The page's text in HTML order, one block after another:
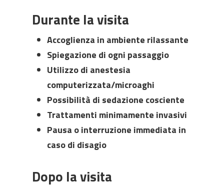
Durante la visita
Accoglienza in ambiente rilassante
Spiegazione di ogni passaggio
Utilizzo di anestesia
computerizzata/microaghi
Possibilità di sedazione cosciente
Trattamenti minimamente invasivi
Pausa o interruzione immediata in
caso di disagio
Dopo la visita